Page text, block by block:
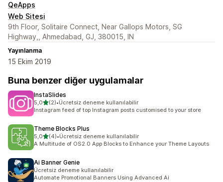
QeApps
Web Sitesi
9th Floor, Solitaire Connect, Near Gallops Motors, SG
Highway,, Ahmedabad, GJ, 380015, IN
Yayınlanma
15 Ekim 2019
Buna benzer diğer uygulamalar
InstaSlides
5,05 yıldız üzerinden
(2)
toplam 2 değerlendirme
•Ücretsiz deneme kullanılabilir
Instagram feed of top Instagram posts customised to your store
Theme Blocks Plus
5,05 yıldız üzerinden
(4)
toplam 4 değerlendirme
•Ücretsiz deneme kullanılabilir
A Multitude of OS2.0 App Blocks to Enhance your Theme Layouts
Ai Banner Genie
Ücretsiz deneme kullanılabilir
Automate Promotional Banners Using Advanced Ai